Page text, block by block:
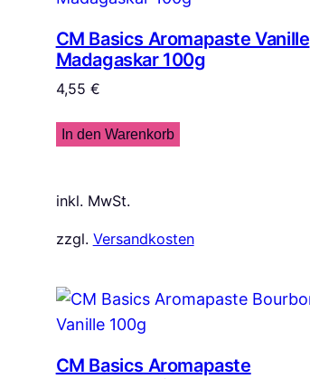
CM Basics Aromapaste Vanille
Madagaskar 100g
4,55 €
In den Warenkorb
inkl. MwSt.
zzgl. Versandkosten
CM Basics Aromapaste